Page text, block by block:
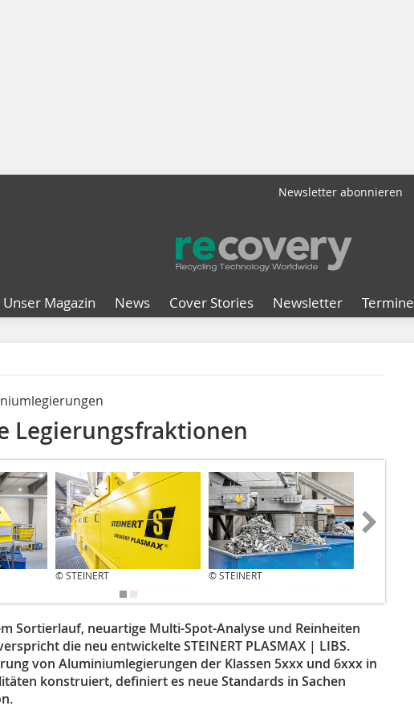
Newsletter abonnieren
Unser Magazin News Cover Stories Newsletter Termine
Legierungsfraktionen
© STEINERT © STEINERT
Sortierlauf, neuartige Multi-Spot-Analyse und Reinheiten
die neu entwickelte STEINERT PLASMAX | LIBS.
von Aluminiumlegierungen der Klassen 5xxx und 6xxx in
konstruiert, definiert es neue Standards in Sachen